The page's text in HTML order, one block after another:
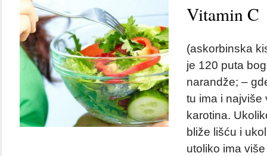
Vitamin C
(askorbinska
je 120 puta
narandže; –
tu ima i najviše
karotina.
bliže lišću i
utoliko ima